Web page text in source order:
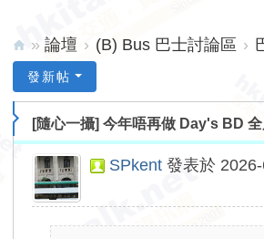
lk.
» 論壇 › (B) Bus 巴士討論區 ›
發新帖
[隨心一攝]今年唔再做 Day's BD
SPkent 發表於